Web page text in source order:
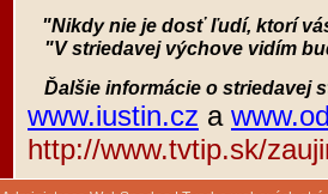
"Nikdy nie je dosť ľudí, ktorí
"V striedavej výchove vidím
Ďalšie informácie o striedavej
www.iustin.cz a
http://www.tvtip.sk/